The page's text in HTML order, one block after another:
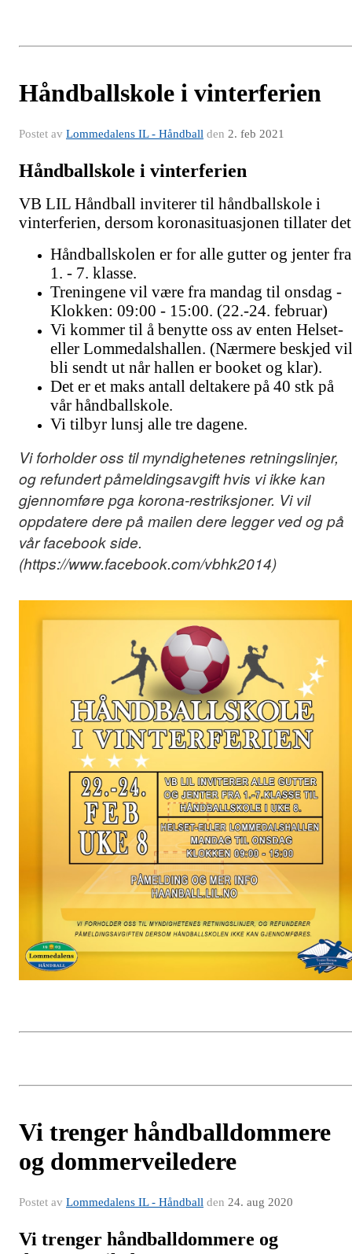
Håndballskole i vinterferien
Postet av Lommedalens IL - Håndball den 2. feb 2021
Håndballskole i vinterferien
VB LIL Håndball inviterer til håndballskole i
vinterferien, dersom koronasituasjonen tillater
Håndballskolen er for alle gutter og jenter fra
1. - 7. klasse.
Treningene vil være fra mandag til onsdag -
Klokken: 09:00 - 15:00. (22.-24. februar)
Vi kommer til å benytte oss av enten Helset-
eller Lommedalshallen. (Nærmere beskjed vil
bli sendt ut når hallen er booket og klar).
Det er et maks antall deltakere på 40 stk på
vår håndballskole.
Vi tilbyr lunsj alle tre dagene.
Vi forholder oss til myndighetenes retningslinjer,
og refundert påmeldingsavgift hvis vi ikke kan
gjennomføre pga korona-restriksjoner. Vi vil
oppdatere dere på mailen dere legger ved og på
vår facebook side.
(https://www.facebook.com/vbhk2014)
Vi trenger håndballdommere
og dommerveiledere
Postet av Lommedalens IL - Håndball den 24. aug 2020
Vi trenger håndballdommere og